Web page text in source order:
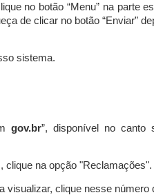
no botão “Menu” na parte
de clicar no botão “Enviar”
sistema.
gov.br”, disponível no canto
clique na opção "Reclamações".
visualizar, clique nesse número